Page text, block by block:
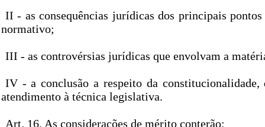
II - as consequências jurídicas dos principais
normativo;
III - as controvérsias jurídicas que envolvam a
IV - a conclusão a respeito da constitucionalidade,
atendimento à técnica legislativa.
Art. 16. As considerações de mérito conterão: